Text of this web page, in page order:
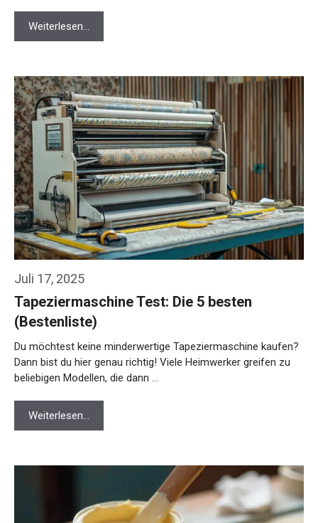
Weiterlesen…
Juli 17, 2025
Tapeziermaschine Test: Die 5 besten
(Bestenliste)
Du möchtest keine minderwertige Tapeziermaschine kaufen?
Dann bist du hier genau richtig! Viele Heimwerker greifen zu
beliebigen Modellen, die dann …
Weiterlesen…